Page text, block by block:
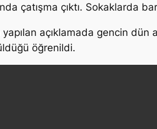
çatışma çıktı. Sokaklarda
yapılan açıklamada gencin
öğrenildi.